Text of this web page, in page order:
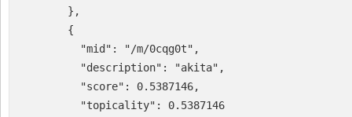
        },
        {
          "mid": "/m/0cqg0t",
          "description": "akita",
          "score": 0.5387146,
          "topicality": 0.5387146